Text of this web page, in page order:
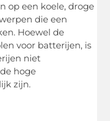
op een koele, droge
die een
Hoewel de
voor batterijen, is
niet
hoge
zijn.